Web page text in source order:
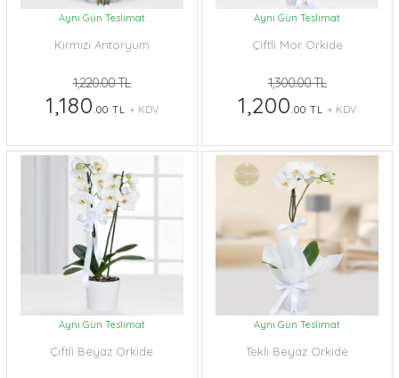
Aynı Gün Teslimat
Kırmızı Antoryum
1,220.00 TL
1,180.00 TL + KDV
Aynı Gün Teslimat
Çiftli Mor Orkide
1,300.00 TL
1,200.00 TL+ KDV
Aynı Gün Teslimat
Çiftli Beyaz Orkide
Aynı Gün Teslimat
Tekli Beyaz Orkide